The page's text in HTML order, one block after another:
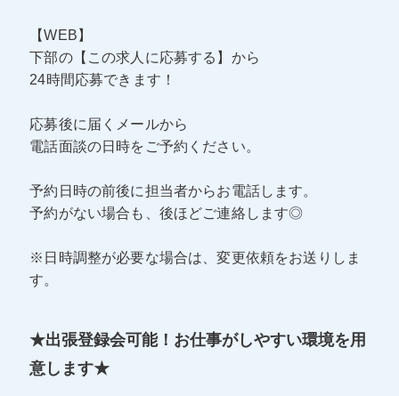
【WEB】
下部の【この求人に応募する】から
24時間応募できます！
応募後に届くメールから
電話面談の日時をご予約ください。
予約日時の前後に担当者からお電話します。
予約がない場合も、後ほどご連絡します◎
※日時調整が必要な場合は、変更依頼をお送りしま
す。
★出張登録会可能！お仕事がしやすい環境を用
意します★